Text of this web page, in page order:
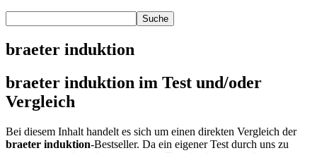
braeter induktion
braeter induktion im Test und/oder
Vergleich
Bei diesem Inhalt handelt es sich um einen direkten Vergleich der
braeter induktion-Bestseller. Da ein eigener Test durch uns zu